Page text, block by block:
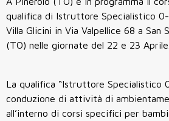
qualifica di Istruttore Specialistico 0-
Villa Glicini in Via Valpellice 68 a San
(TO) nelle giornate del 22 e 23 Aprile.
La qualifica “Istruttore Specialistico
conduzione di attività di
all’interno di corsi specifici per